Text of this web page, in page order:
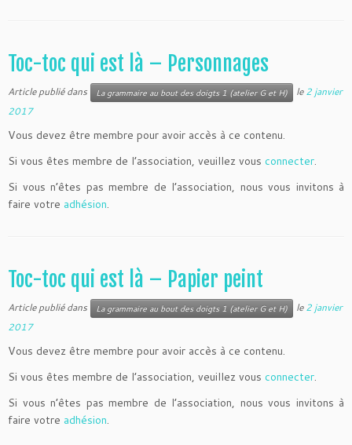
Toc-toc qui est là – Personnages
Article publié dans La grammaire au bout des doigts 1 (atelier G et H) le2 janvier
2017
Vous devez être membre pour avoir accès à ce contenu.
Si vous êtes membre de l’association, veuillez vous connecter.
Si vous n’êtes pas membre de l’association, nous vous invitons à
faire votre adhésion.
Toc-toc qui est là – Papier peint
Article publié dans La grammaire au bout des doigts 1 (atelier G et H) le2 janvier
2017
Vous devez être membre pour avoir accès à ce contenu.
Si vous êtes membre de l’association, veuillez vous connecter.
Si vous n’êtes pas membre de l’association, nous vous invitons à
faire votre adhésion.